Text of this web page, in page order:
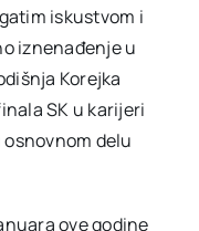
iskustvom i
iznenađenje u
Korejka
SK u karijeri
delu
ove godine